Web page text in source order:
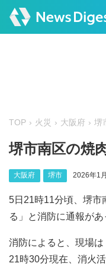
TOP 火災 大阪府 堺
堺市南区の焼
大阪府 堺市 2026年1
5日21時11分頃、堺市
る」と消防に通報があ
消防によると、現場は
21時30分現在、消火